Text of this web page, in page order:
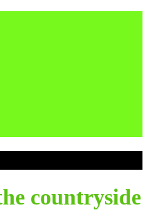
countryside